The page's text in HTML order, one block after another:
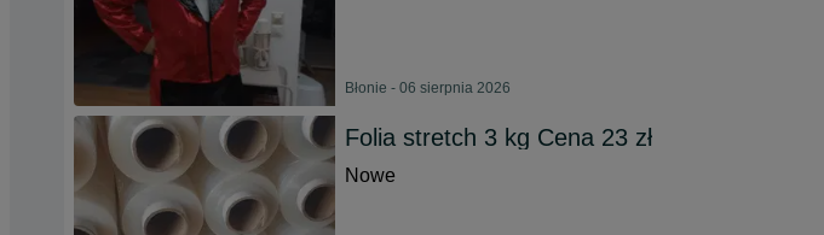
Błonie - 06 sierpnia 2026
Folia stretch 3 kg Cena 23 zł
Nowe